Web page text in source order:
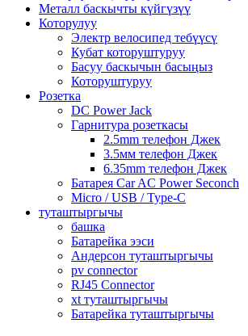
Металл баскычты күйгүзүү
Которулуу
Электр велосипед тебүүсү
Кубат которуштуруу
Басуу баскычын басыңыз
Которуштуруу
Розетка
DC Power Jack
Гарнитура розеткасы
2.5mm телефон Джек
3.5мм телефон Джек
6.35mm телефон Джек
Батарея Car AC Power Seconch
Micro / USB / Type-C
туташтыргычы
башка
Батарейка ээси
Андерсон туташтыргычы
pv connector
RJ45 Connector
xt туташтыргычы
Батарейка туташтыргычы